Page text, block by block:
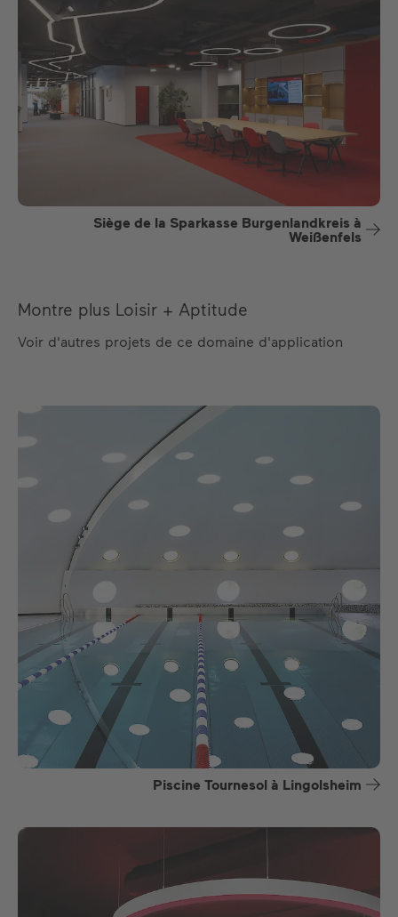
Siège de la Sparkasse Burgenlandkreis à
Weißenfels
Montre plus Loisir + Aptitude
Voir d'autres projets de ce domaine d'application
Piscine Tournesol à Lingolsheim